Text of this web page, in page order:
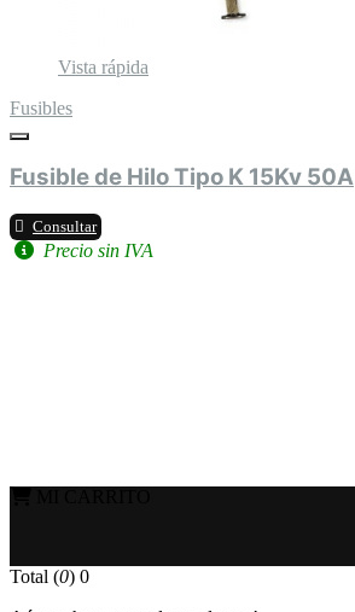
Vista rápida
Fusibles
Fusible de Hilo Tipo K 15Kv 50A
Consultar
Precio sin IVA
Total (0) 0